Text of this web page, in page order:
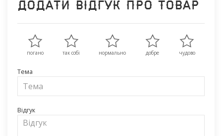
Додати відгук про товар
погано так собі нормально добре чудово
Тема
Відгук